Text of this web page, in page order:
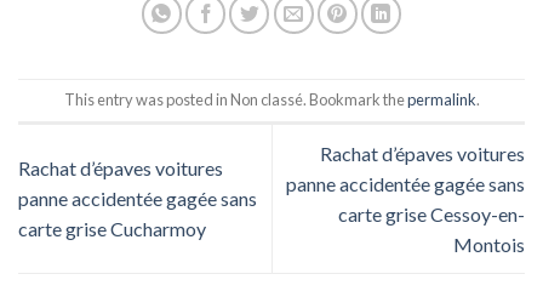
This entry was posted in Non classé. Bookmark thepermalink.
Rachat d’épaves voitures
panne accidentée gagée sans
carte grise Cucharmoy
Rachat d’épaves voitures
panne accidentée gagée sans
carte grise Cessoy-en-
Montois